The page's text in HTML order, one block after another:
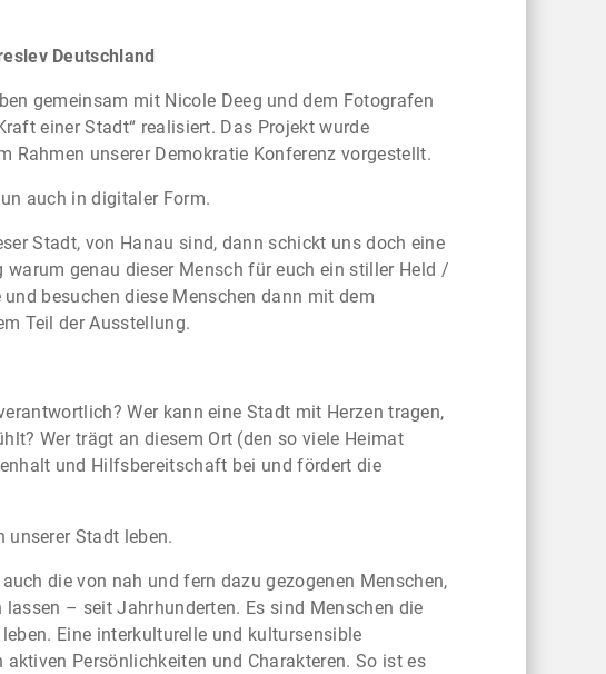
Deutschland
gemeinsam mit Nicole Deeg und dem Fotografen
einer Stadt“ realisiert. Das Projekt wurde
Rahmen unserer Demokratie Konferenz vorgestellt.
auch in digitaler Form.
Stadt, von Hanau sind, dann schickt uns doch eine
genau dieser Mensch für euch ein stiller Held /
besuchen diese Menschen dann mit dem
Teil der Ausstellung.
Wer kann eine Stadt mit Herzen tragen,
Wer trägt an diesem Ort (den so viele Heimat
und Hilfsbereitschaft bei und fördert die
unserer Stadt leben.
die von nah und fern dazu gezogenen Menschen,
– seit Jahrhunderten. Es sind Menschen die
Eine interkulturelle und kultursensible
Persönlichkeiten und Charakteren. So ist es